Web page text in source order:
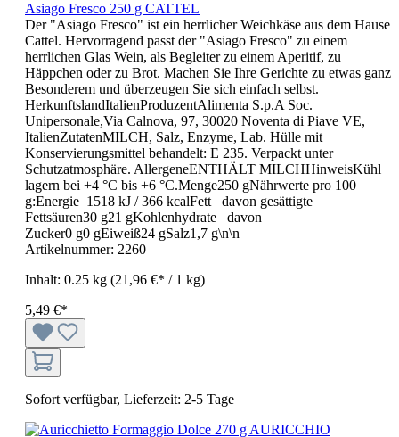
Asiago Fresco 250 g CATTEL
Der "Asiago Fresco" ist ein herrlicher Weichkäse aus dem Hause
Cattel. Hervorragend passt der "Asiago Fresco" zu einem
herrlichen Glas Wein, als Begleiter zu einem Aperitif, zu
Häppchen oder zu Brot. Machen Sie Ihre Gerichte zu etwas ganz
Besonderem und überzeugen Sie sich einfach selbst.
HerkunftslandItalienProduzentAlimenta S.p.A Soc.
Unipersonale,Via Calnova, 97, 30020 Noventa di Piave VE,
ItalienZutatenMILCH, Salz, Enzyme, Lab. Hülle mit
Konservierungsmittel behandelt: E 235. Verpackt unter
Schutzatmosphäre. AllergeneENTHÄLT MILCHHinweisKühl
lagern bei +4 °C bis +6 °C.Menge250 gNährwerte pro 100
g:Energie 1518 kJ / 366 kcalFett davon gesättigte
Fettsäuren30 g21 gKohlenhydrate davon
Zucker0 g0 gEiweiß24 gSalz1,7 g\n\n
Artikelnummer: 2260
Inhalt: 0.25 kg (21,96 €* / 1 kg)
5,49 €*
Sofort verfügbar, Lieferzeit: 2-5 Tage